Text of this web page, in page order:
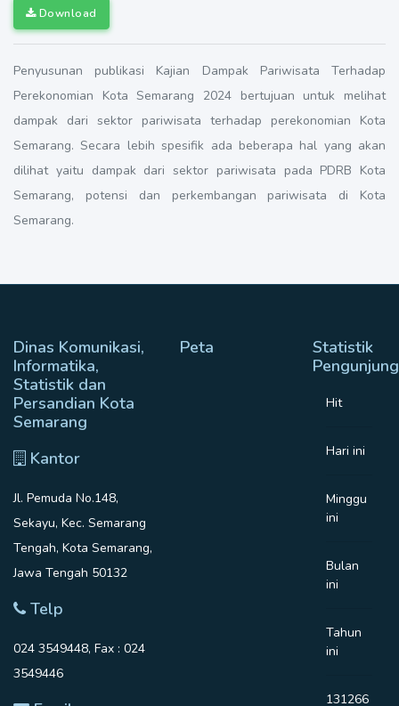
Download
Penyusunan publikasi Kajian Dampak Pariwisata Terhadap
Perekonomian Kota Semarang 2024 bertujuan untuk melihat
dampak dari sektor pariwisata terhadap perekonomian Kota
Semarang. Secara lebih spesifik ada beberapa hal yang akan
dilihat yaitu dampak dari sektor pariwisata pada PDRB Kota
Semarang, potensi dan perkembangan pariwisata di Kota
Semarang.
Dinas Komunikasi,
Informatika,
Statistik dan
Persandian Kota
Semarang
Kantor
Jl. Pemuda No.148,
Sekayu, Kec. Semarang
Tengah, Kota Semarang,
Jawa Tengah 50132
Telp
024 3549448, Fax : 024
3549446
Peta
Statistik
Pengunjung
Hit
Hari ini
Minggu
ini
Bulan
ini
Tahun
ini
131266